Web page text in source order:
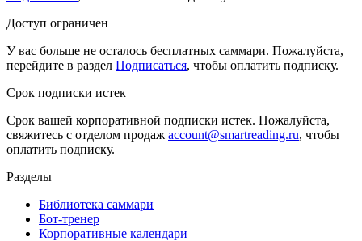
Доступ ограничен
У вас больше не осталось бесплатных саммари. Пожалуйста,
перейдите в раздел Подписаться, чтобы оплатить подписку.
Срок подписки истек
Срок вашей корпоративной подписки истек. Пожалуйста,
свяжитесь с отделом продаж account@smartreading.ru, чтобы
оплатить подписку.
Разделы
Библиотека саммари
Бот-тренер
Корпоративные календари